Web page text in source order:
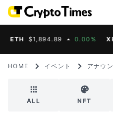
ETH $1,894.89 0.00% XRP
HOME イベント アナウ
ALL NFT